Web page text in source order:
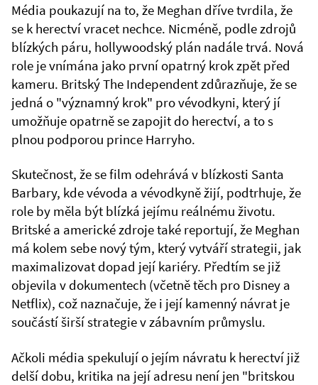
Média poukazují na to, že Meghan dříve tvrdila, že
se k herectví vracet nechce. Nicméně, podle zdrojů
blízkých páru, hollywoodský plán nadále trvá. Nová
role je vnímána jako první opatrný krok zpět před
kameru. Britský The Independent zdůrazňuje, že se
jedná o "významný krok" pro vévodkyni, který jí
umožňuje opatrně se zapojit do herectví, a to s
plnou podporou prince Harryho.
Skutečnost, že se film odehrává v blízkosti Santa
Barbary, kde vévoda a vévodkyně žijí, podtrhuje, že
role by měla být blízká jejímu reálnému životu.
Britské a americké zdroje také reportují, že Meghan
má kolem sebe nový tým, který vytváří strategii, jak
maximalizovat dopad její kariéry. Předtím se již
objevila v dokumentech (včetně těch pro Disney a
Netflix), což naznačuje, že i její kamenný návrat je
součástí širší strategie v zábavním průmyslu.
Ačkoli média spekulují o jejím návratu k herectví již
delší dobu, kritika na její adresu není jen "britskou